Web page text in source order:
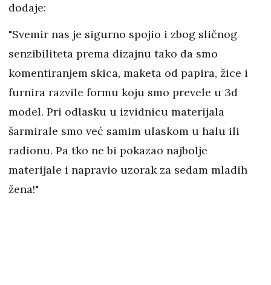
dodaje:
"Svemir nas je sigurno spojio i zbog sličnog
senzibiliteta prema dizajnu tako da smo
komentiranjem skica, maketa od papira, žice i
furnira razvile formu koju smo prevele u 3d
model. Pri odlasku u izvidnicu materijala
šarmirale smo već samim ulaskom u halu ili
radionu. Pa tko ne bi pokazao najbolje
materijale i napravio uzorak za sedam mladih
žena!"